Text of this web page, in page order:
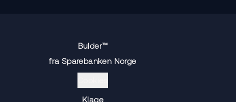
Bulder™
fra Sparebanken Norge
Klage